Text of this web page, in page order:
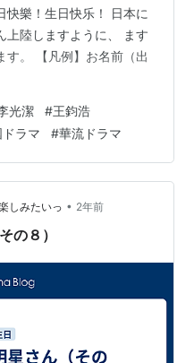
快樂！生日快乐！ 日本に
上陸しますように、 ます
す。 【凡例】お名前（出
ア・ライフ〜かけがえの
、明朝皇伝 ～大王への道
-Empress of the Ming-、
愛～、三国志～趙雲伝
りゅうしゅうれんき）～
思（ちょ…
光潔 #王鈞浩
ラマ #華流ドラマ
しみたいっ • 2年前
の８）